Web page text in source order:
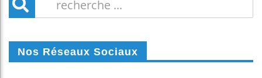
Nos Réseaux Sociaux